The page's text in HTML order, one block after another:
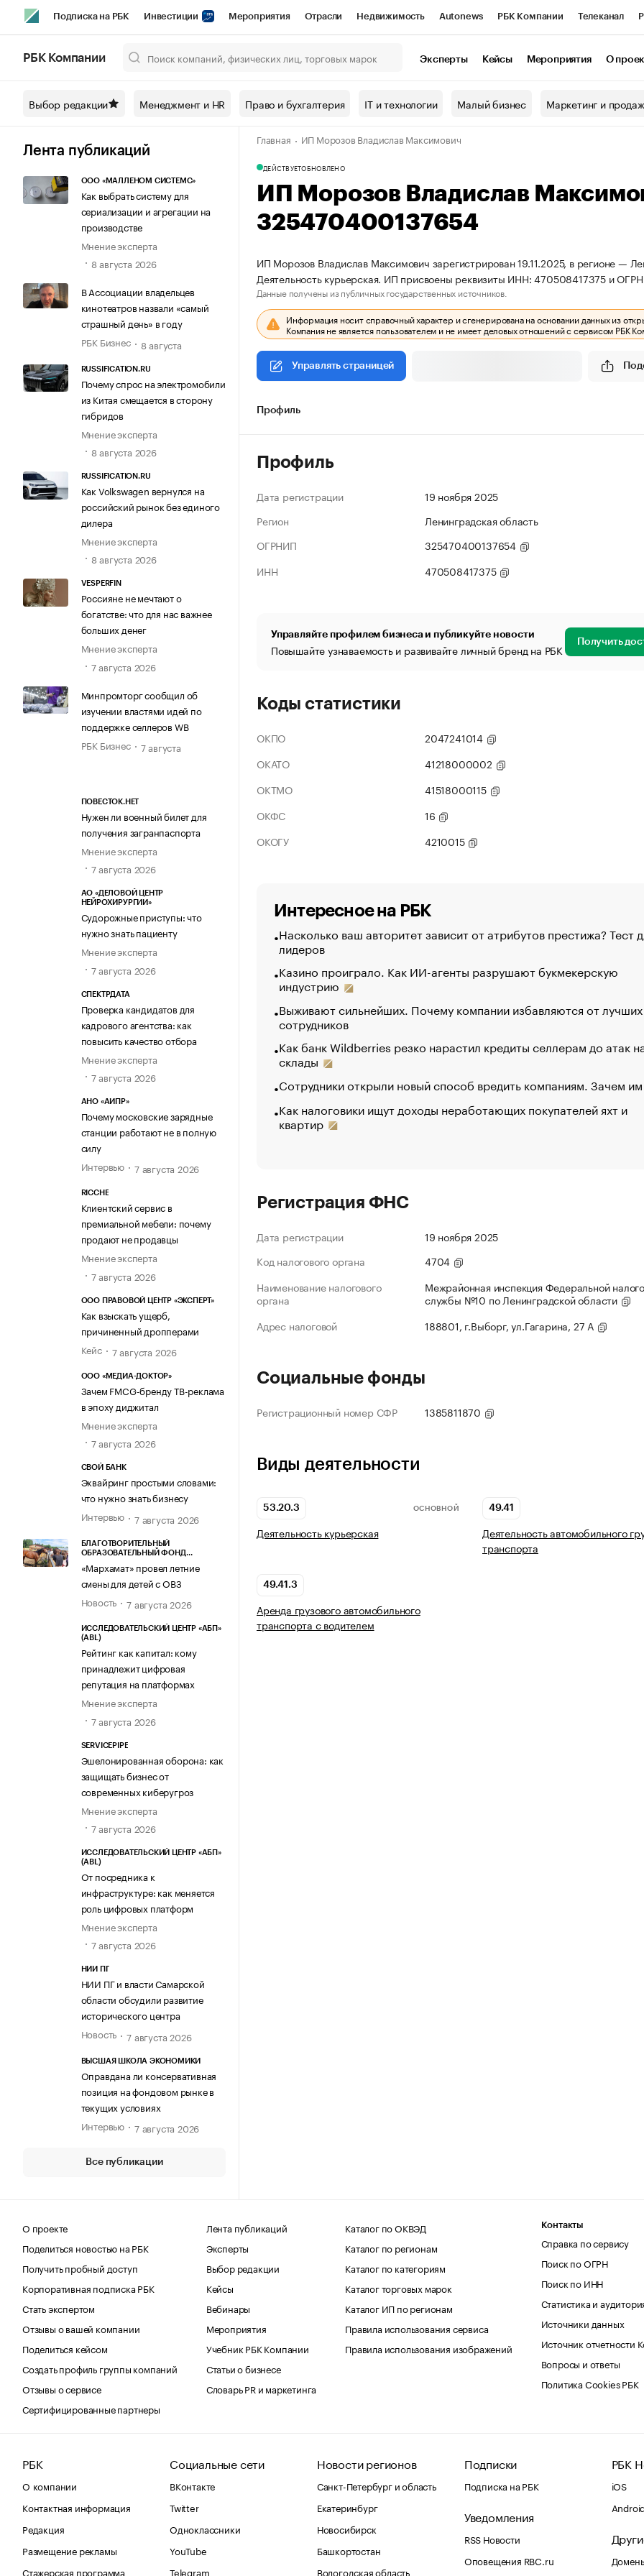
Подписка на РБК Инвестиции Мероприятия Отрасли Недвижимость Autonews РБК Компании Телеканал
Спецпроекты СПб Конференции СПб Спецпроекты Проверка контрагентов
Технологии и медиа Рынок наличной валюты
РБК Компании Эксперты Кейсы Мероприятия О
Выбор редакции Менеджмент и HR Право и бухгалтерия IT и технологии Малый бизнес Маркетинг и
Лента публикаций
ООО «МАЛЛЕНОМ СИСТЕМС»
Как выбрать систему для
сериализации и агрегации на
производстве
Мнение эксперта
8 августа 2026
В Ассоциации владельцев
кинотеатров назвали «самый
страшный день» в году
РБК Бизнес
8 августа
RUSSIFICATION.RU
Почему спрос на электромобили
из Китая смещается в сторону
гибридов
Мнение эксперта
8 августа 2026
RUSSIFICATION.RU
Как Volkswagen вернулся на
российский рынок без единого
дилера
Мнение эксперта
8 августа 2026
VESPERFIN
Россияне не мечтают о
богатстве: что для нас важнее
больших денег
Мнение эксперта
7 августа 2026
Минпромторг сообщил об
изучении властями идей по
поддержке селлеров WB
РБК Бизнес
7 августа
ПОВЕСТОК.НЕТ
Нужен ли военный билет для
получения загранпаспорта
Мнение эксперта
7 августа 2026
АО «ДЕЛОВОЙ ЦЕНТР
НЕЙРОХИРУРГИИ»
Судорожные приступы: что
нужно знать пациенту
Мнение эксперта
7 августа 2026
СПЕКТРДАТА
Проверка кандидатов для
кадрового агентства: как
повысить качество отбора
Мнение эксперта
7 августа 2026
АНО «АИПР»
Почему московские зарядные
станции работают не в полную
силу
Интервью
7 августа 2026
RICCHE
Клиентский сервис в
премиальной мебели: почему
продают не продавцы
Мнение эксперта
7 августа 2026
ООО ПРАВОВОЙ ЦЕНТР «ЭКСПЕРТ»
Как взыскать ущерб,
причиненный дропперами
Кейс
7 августа 2026
ООО «МЕДИА-ДОКТОР»
Зачем FMCG-бренду ТВ-реклама
в эпоху диджитал
Мнение эксперта
7 августа 2026
СВОЙ БАНК
Эквайринг простыми словами:
что нужно знать бизнесу
Интервью
7 августа 2026
БЛАГОТВОРИТЕЛЬНЫЙ
ОБРАЗОВАТЕЛЬНЫЙ ФОНД
«Мархамат» провел летние
смены для детей с ОВЗ
Новость
7 августа 2026
ИССЛЕДОВАТЕЛЬСКИЙ ЦЕНТР «АБП»
(ABL)
Рейтинг как капитал: кому
принадлежит цифровая
репутация на платформах
Мнение эксперта
7 августа 2026
SERVICEPIPE
Эшелонированная оборона: как
защищать бизнес от
современных киберугроз
Мнение эксперта
7 августа 2026
ИССЛЕДОВАТЕЛЬСКИЙ ЦЕНТР «АБП»
(ABL)
От посредника к
инфраструктуре: как меняется
роль цифровых платформ
Мнение эксперта
7 августа 2026
НИИ ПГ
НИИ ПГ и власти Самарской
области обсудили развитие
исторического центра
Новость
7 августа 2026
ВЫСШАЯ ШКОЛА ЭКОНОМИКИ
Оправдана ли консервативная
позиция на фондовом рынке в
текущих условиях
Интервью
7 августа 2026
Все публикации
Главная ИП Морозов Владислав Максимович
ДЕЙСТВУЕТОБНОВЛЕНО
ИП Морозов Владислав
325470400137654
ИП Морозов Владислав Максимович зарегистрирован 19.11.2025, в регионе —
Деятельность курьерская. ИП присвоены реквизиты ИНН: 470508417375 и
Данные получены из публичных государственных источников.
Информация носит справочный характер и сгенерирована на основании данных из
Компания не является пользователем и не имеет деловых отношений с сервисом РБК
Управлять страницей
Профиль
Профиль
Дата регистрации
19 ноября 2025
Регион
Ленинградская область
ОГРНИП
325470400137654
ИНН
470508417375
Управляйте профилем бизнеса и публикуйте новости
Повышайте узнаваемость и развивайте личный бренд на РБК Получить
Коды статистики
ОКПО
2047241014
ОКАТО
41218000002
ОКТМО
41518000115
ОКФС
16
ОКОГУ
4210015
Интересное на РБК
Насколько ваш авторитет зависит от атрибутов престижа? Тест
лидеров
Казино проиграло. Как ИИ-агенты разрушают букмекерскую
индустрию
Выживают сильнейших. Почему компании избавляются от лучших
сотрудников
Как банк Wildberries резко нарастил кредиты селлерам до атак
склады
Сотрудники открыли новый способ вредить компаниям. Зачем
Как налоговики ищут доходы неработающих покупателей яхт и
квартир
Регистрация ФНС
Дата регистрации
19 ноября 2025
Код налогового органа
4704
Наименование налогового
органа
Межрайонная инспекция Федеральной
службы №10 по Ленинградской области
Адрес налоговой
188801, г.Выборг, ул.Гагарина, 27 А
Социальные фонды
Регистрационный номер СФР 1385811870
Виды деятельности
53.20.3 ОСНОВНОЙ
Деятельность курьерская
49.41
Деятельность автомобильного
транспорта
49.41.3
Аренда грузового автомобильного
транспорта с водителем
О проекте
Поделиться новостью на РБК
Получить пробный доступ
Корпоративная подписка РБК
Стать экспертом
Отзывы о вашей компании
Поделиться кейсом
Создать профиль группы компаний
Отзывы о сервисе
Сертифицированные партнеры
Лента публикаций
Эксперты
Выбор редакции
Кейсы
Вебинары
Мероприятия
Учебник РБК Компании
Статьи о бизнесе
Словарь PR и маркетинга
Каталог по ОКВЭД
Каталог по регионам
Каталог по категориям
Каталог торговых марок
Каталог ИП по регионам
Правила использования сервиса
Правила использования изображений
Контакты
Справка по сервису
Поиск по ОГРН
Поиск по ИНН
Статистика и
Источники данных
Источник отчетности
Вопросы и ответы
Политика Cookies РБК
РБК
О компании
Контактная информация
Редакция
Размещение рекламы
Стажерская программа
Социальные сети
ВКонтакте
Twitter
Одноклассники
YouTube
Telegram
Новости регионов
Санкт-Петербург и область
Екатеринбург
Новосибирск
Башкортостан
Вологодская область
Подписки
Подписка на РБК
Уведомления
RSS Новости
Оповещения RBC.ru
РБК
iOS